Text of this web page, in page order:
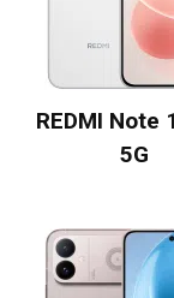
REDMI Note
5G